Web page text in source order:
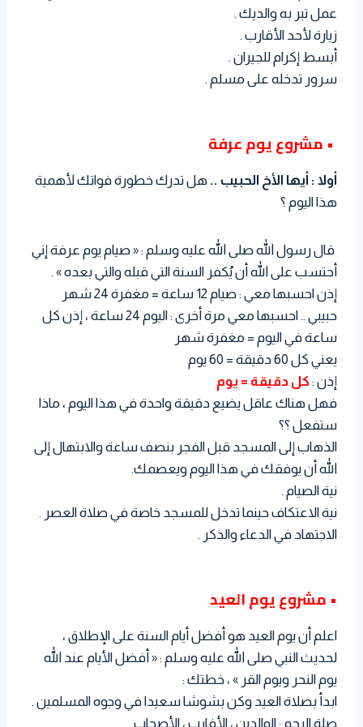
عمل تبر به والديك .
زيارة لأحد الأقارب .
أبسط إكرام للجيران .
سرور تدخله على مسلم .
• مشروع يوم عرفة
أولا : أيها الأخ الحبيب .. هل تدرك خطورة فواتك لأهمية
هذا اليوم ؟
قال رسول الله صلى الله عليه وسلم : « صيام يوم عرفة إني
أحتسب على الله أن يُكفر السنة التي قبله والتي بعده » .
إذن احسبها معي : صيام 12 ساعة = مغفرة 24 شهر
حبيبي .. احسبها معي مرة أخرى : اليوم 24 ساعة ، إذن كل
ساعة في اليوم = مغفرة شهر
يعني كل 60 دقيقة = 60 يوم
إذن : كل دقيقة = يوم
فهل هناك عاقل يضيع دقيقة واحدة في هذا اليوم ، ماذا
ستفعل ؟؟
الذهاب إلى المسجد قبل الفجر بنصف ساعة والابتهال إلى
الله أن يوفقك في هذا اليوم ويعصمك.
نية الصيام .
نية الاعتكاف حينما تدخل للمسجد خاصة في صلاة العصر .
الاجتهاد في الدعاء والذكر .
• مشروع يوم العيد
اعلم أن يوم العيد هو أفضل أيام السنة على الإطلاق ،
لحديث النبي صلى الله عليه وسلم : « أفضل الأيام عند الله
يوم النحر ويوم القر » ، خطتك :
ابدأ بصلاة العيد وكن بشوشا سعيدا في وجوه المسلمين .
صلة الرحم : الوالدين ، الأفارب ، الأصحاب .